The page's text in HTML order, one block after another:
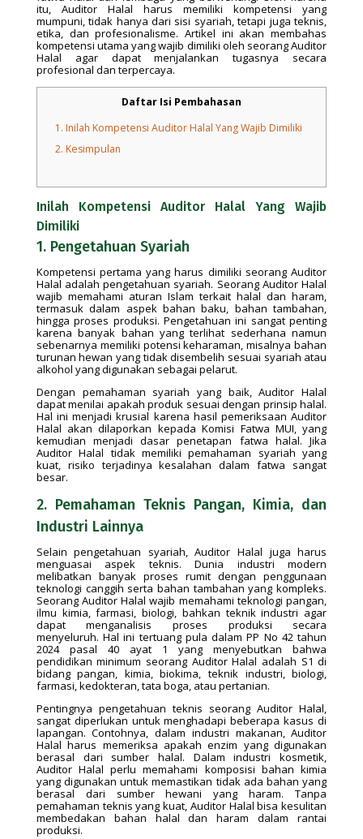
itu, Auditor Halal harus memiliki kompetensi yang
mumpuni, tidak hanya dari sisi syariah, tetapi juga teknis,
etika, dan profesionalisme. Artikel ini akan membahas
kompetensi utama yang wajib dimiliki oleh seorang Auditor
Halal agar dapat menjalankan tugasnya secara
profesional dan terpercaya.
Daftar Isi Pembahasan
1. Inilah Kompetensi Auditor Halal Yang Wajib Dimiliki
2. Kesimpulan
Inilah Kompetensi Auditor Halal Yang Wajib
Dimiliki
1. Pengetahuan Syariah
Kompetensi pertama yang harus dimiliki seorang Auditor
Halal adalah pengetahuan syariah. Seorang Auditor Halal
wajib memahami aturan Islam terkait halal dan haram,
termasuk dalam aspek bahan baku, bahan tambahan,
hingga proses produksi. Pengetahuan ini sangat penting
karena banyak bahan yang terlihat sederhana namun
sebenarnya memiliki potensi keharaman, misalnya bahan
turunan hewan yang tidak disembelih sesuai syariah atau
alkohol yang digunakan sebagai pelarut.
Dengan pemahaman syariah yang baik, Auditor Halal
dapat menilai apakah produk sesuai dengan prinsip halal.
Hal ini menjadi krusial karena hasil pemeriksaan Auditor
Halal akan dilaporkan kepada Komisi Fatwa MUI, yang
kemudian menjadi dasar penetapan fatwa halal. Jika
Auditor Halal tidak memiliki pemahaman syariah yang
kuat, risiko terjadinya kesalahan dalam fatwa sangat
besar.
2. Pemahaman Teknis Pangan, Kimia, dan
Industri Lainnya
Selain pengetahuan syariah, Auditor Halal juga harus
menguasai aspek teknis. Dunia industri modern
melibatkan banyak proses rumit dengan penggunaan
teknologi canggih serta bahan tambahan yang kompleks.
Seorang Auditor Halal wajib memahami teknologi pangan,
ilmu kimia, farmasi, biologi, bahkan teknik industri agar
dapat menganalisis proses produksi secara
menyeluruh. Hal ini tertuang pula dalam PP No 42 tahun
2024 pasal 40 ayat 1 yang menyebutkan bahwa
pendidikan minimum seorang Auditor Halal adalah S1 di
bidang pangan, kimia, biokima, teknik industri, biologi,
farmasi, kedokteran, tata boga, atau pertanian.
Pentingnya pengetahuan teknis seorang Auditor Halal,
sangat diperlukan untuk menghadapi beberapa kasus di
lapangan. Contohnya, dalam industri makanan, Auditor
Halal harus memeriksa apakah enzim yang digunakan
berasal dari sumber halal. Dalam industri kosmetik,
Auditor Halal perlu memahami komposisi bahan kimia
yang digunakan untuk memastikan tidak ada bahan yang
berasal dari sumber hewani yang haram. Tanpa
pemahaman teknis yang kuat, Auditor Halal bisa kesulitan
membedakan bahan halal dan haram dalam rantai
produksi.